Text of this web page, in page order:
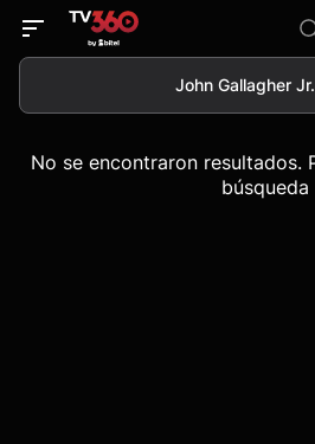
No se encontraron resultados.
búsqueda